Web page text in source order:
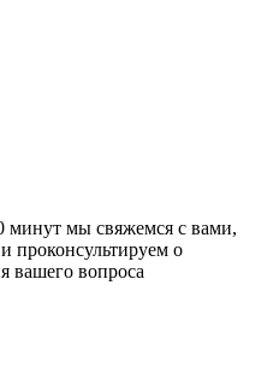
минут мы свяжемся с вами,
проконсультируем о
вашего вопроса